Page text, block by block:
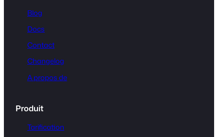
Blog
Docs
Contact
Changelog
A propos de
Produit
Tarification